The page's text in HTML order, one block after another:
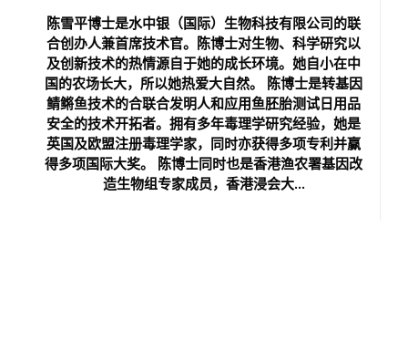
陈雪平博士是水中银（国际）生物科技有限公司的联
合创办人兼首席技术官。陈博士对生物、科学研究以
及创新技术的热情源自于她的成长环境。她自小在中
国的农场长大，所以她热爱大自然。 陈博士是转基因
鲭鳉鱼技术的合联合发明人和应用鱼胚胎测试日用品
安全的技术开拓者。拥有多年毒理学研究经验，她是
英国及欧盟注册毒理学家，同时亦获得多项专利并赢
得多项国际大奖。 陈博士同时也是香港渔农署基因改
造生物组专家成员，香港浸会大...